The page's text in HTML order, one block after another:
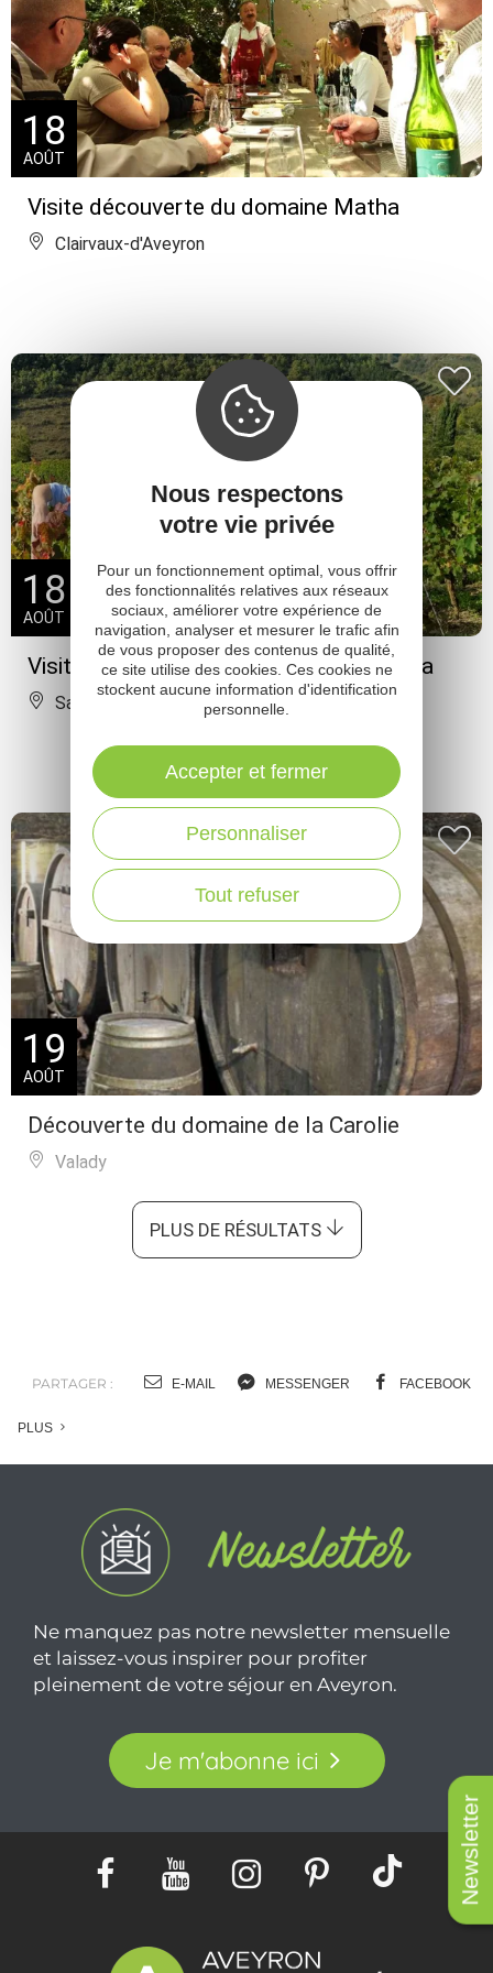
Newsletter
Visite découverte du domaine Matha
18
AOÛT
Clairvaux-d'Aveyron
Visite découverte du domaine du Mioula
18
AOÛT
Salles-la-Source
Découverte du domaine de la Carolie
19
AOÛT
Valady
PLUS DE RÉSULTATS
PARTAGER : E-MAIL MESSENGER FACEBOOK
PLUS
Ne manquez pas notre newsletter mensuelle
et laissez-vous inspirer pour profiter
pleinement de votre séjour en Aveyron.
Je m'abonne ici
Nous respectons
votre vie privée
Pour un fonctionnement optimal, vous offrir
des fonctionnalités relatives aux réseaux
sociaux, améliorer votre expérience de
navigation, analyser et mesurer le trafic afin
de vous proposer des contenus de qualité,
ce site utilise des cookies. Ces cookies ne
stockent aucune information d'identification
personnelle.
Tout refuser
Personnaliser
Accepter et fermer